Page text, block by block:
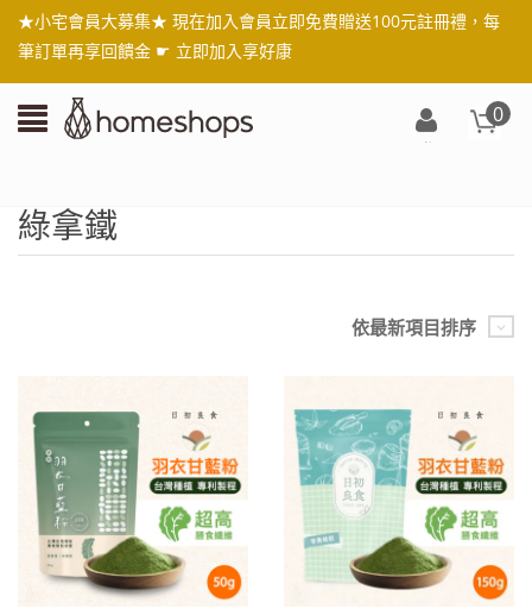
★小宅會員大募集★ 現在加入會員立即免費贈送100元註冊禮，每
筆訂單再享回饋金 ☛ 立即加入享好康
0
綠拿鐵
依最新項目排序